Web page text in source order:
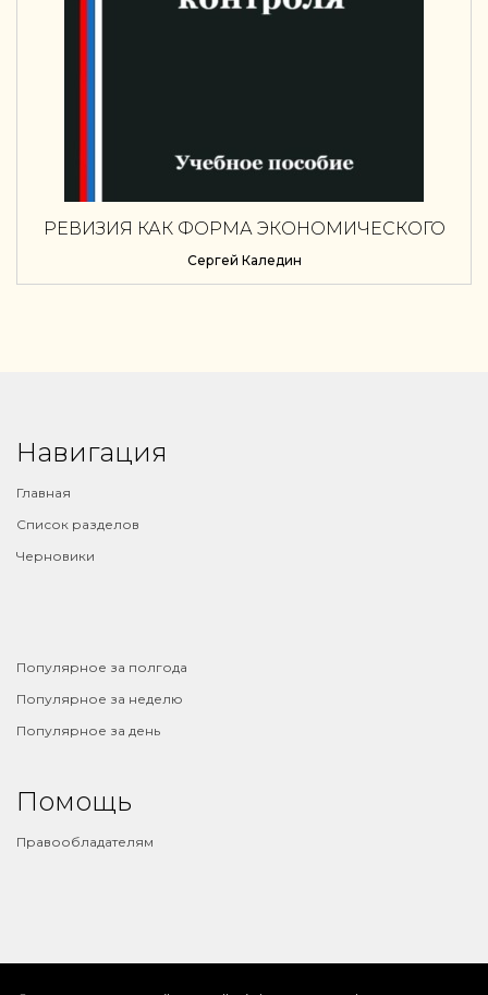
РЕВИЗИЯ КАК ФОРМА ЭКОНОМИЧЕСКОГО
КОНТРОЛЯ
Сергей Каледин
Навигация
Главная
Список разделов
Черновики
Популярное за полгода
Популярное за неделю
Популярное за день
Помощь
Правообладателям